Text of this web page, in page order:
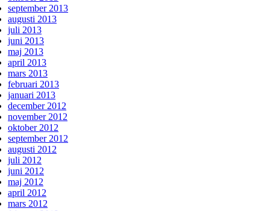
september 2013
augusti 2013
juli 2013
juni 2013
maj 2013
april 2013
mars 2013
februari 2013
januari 2013
december 2012
november 2012
oktober 2012
september 2012
augusti 2012
juli 2012
juni 2012
maj 2012
april 2012
mars 2012